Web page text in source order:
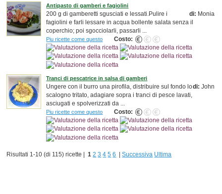
Antipasto di gamberi e fagiolini
di: Monia
200 g di gamberetti sgusciati e lessati.Pulire i
fagiolini e farli lessare in acqua bollente salata senza il
coperchio; poi sgocciolarli, passarli ...
Piu ricette come questo Costo:
Tranci di pescatrice in salsa di gamberi
di: John
Ungere con il burro una pirofila, distribuire sul fondo lo
scalogno tritato, adagiare sopra i tranci di pesce lavati,
asciugati e spolverizzati da ...
Piu ricette come questo Costo:
Risultati 1-10 (di 115) ricette |12 3 4 5 6 |Successiva Ultima